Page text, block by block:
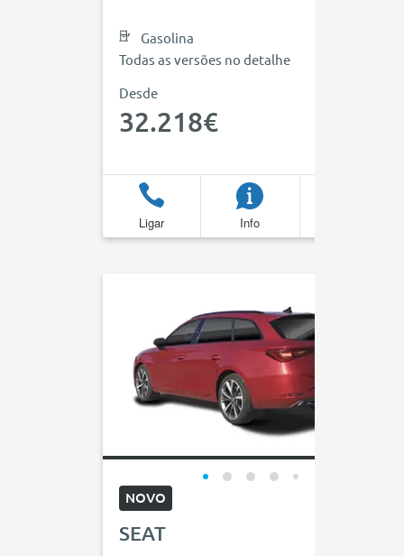
Gasolina
Todas as versões no detalhe
Desde
32.218€
Ligar Info
NOVO
SEAT